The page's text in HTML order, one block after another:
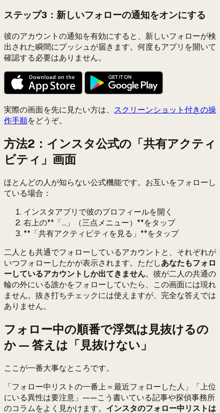
ステップ3：新しいフォローの通知をオンにする
彼のアカウントの通知を有効にすると、新しいフォローが検
出された瞬間にプッシュが届きます。何度もアプリを開いて
確認する必要はありません。
実際の画面を先に見たい方は、 スクリーンショット付きの操
作手順をどうぞ。
方法2：インスタ公式の「共有アクティ
ビティ」画面
ほとんどの人が知らない公式機能です。お互いをフォローし
ている場合：
インスタアプリで彼のプロフィールを開く
右上の**「…」（三点メニュー）**をタップ
**「共有アクティビティを見る」**をタップ
二人とも共通でフォローしているアカウントと、それぞれが
いつフォローしたかが表示されます。ただしあなたもフォロ
ーしているアカウントしか出てきません。彼が二人の共通の
輪の外にいる誰かをフォローしていたら、この画面には現れ
ません。抜き打ちチェックには使えますが、完全な答えでは
ありません。
フォロー中の順番で浮気は見抜けるの
か — 答えは「見抜けない」
ここが一番大事なところです。
「フォロー中リストの一番上＝最近フォローした人」「上位
にいる異性は要注意」——こう書いている記事や探偵事務所
のコラムをよく見かけます。 インスタのフォロー中リストは